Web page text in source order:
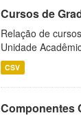
Cursos de
Relação de
Unidade
CSV
Componentes